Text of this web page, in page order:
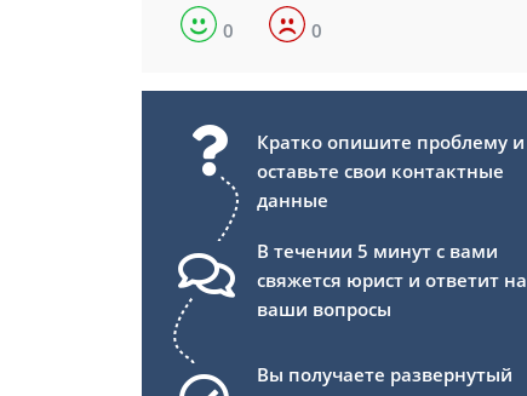
0 0
Кратко опишите проблему и
оставьте свои контактные
данные
В течении 5 минут с вами
свяжется юрист и ответит на
ваши вопросы
Вы получаете развернутый